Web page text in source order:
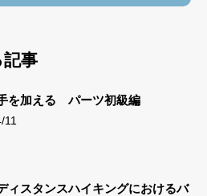
事
を加える パーツ初級編
11
ィスタンスハイキングにおけるバ